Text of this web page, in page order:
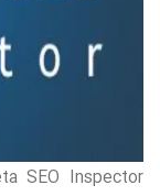
SEO Inspector